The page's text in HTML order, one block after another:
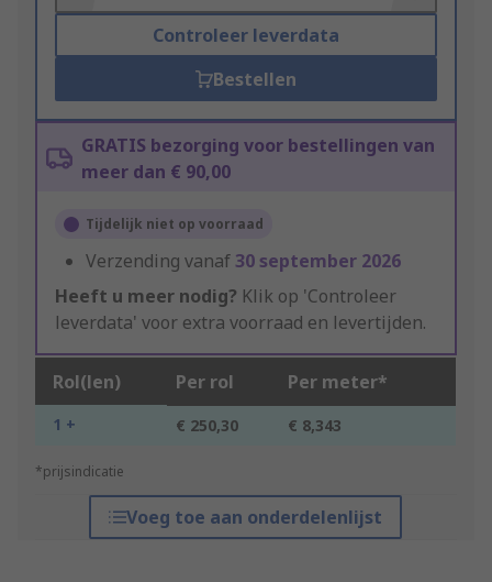
Controleer leverdata
Bestellen
GRATIS bezorging voor bestellingen van
meer dan € 90,00
Tijdelijk niet op voorraad
Verzending vanaf30 september 2026
Heeft u meer nodig? Klik op 'Controleer
leverdata' voor extra voorraad en levertijden.
Rol(len) Per rol Per meter*
1 + € 250,30 € 8,343
*prijsindicatie
Voeg toe aan onderdelenlijst